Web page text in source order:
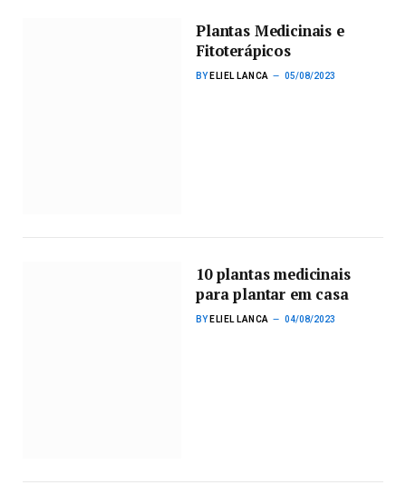
Plantas Medicinais e
Fitoterápicos
BY ELIEL LANCA 05/08/2023
10 plantas medicinais
para plantar em casa
BY ELIEL LANCA 04/08/2023